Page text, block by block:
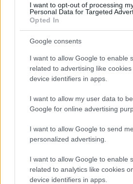
not limited to your visit or usage
grant or deny consent to Google and
use your data for below specified
I want to opt-out of processing
Personal Data for Targeted
Opted In
Google consents
I want to allow Google to enable
related to advertising like
device identifiers in apps.
I want to allow my user data to
Google for online advertising
I want to allow Google to send me
personalized advertising.
I want to allow Google to enable
related to analytics like cookies
device identifiers in apps.
Rogla bo gostila tradicionalni 34.